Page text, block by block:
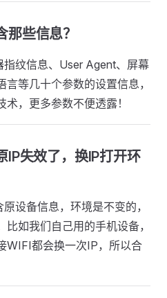
些信息？
纹信息、User Agent、屏幕
等几十个参数的设置信息，
，更多参数不便透露！
IP失效了，换IP打开环
设备信息，环境是不变的，
如我们自己用的手机设备，
WIFI都会换一次IP，所以合